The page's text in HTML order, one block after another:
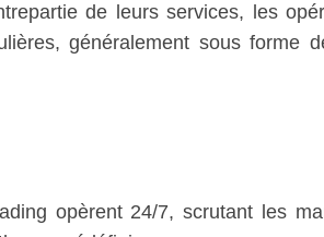
de leurs services, les
généralement sous forme
opèrent 24/7, scrutant les